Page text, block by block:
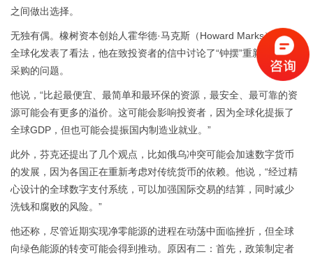
之间做出选择。
无独有偶。橡树资本创始人霍华德·马克斯（Howard Marks）也对
全球化发表了看法，他在致投资者的信中讨论了“钟摆”重新转向本地
采购的问题。
他说，“比起最便宜、最简单和最环保的资源，最安全、最可靠的资
源可能会有更多的溢价。这可能会影响投资者，因为全球化提振了
全球GDP，但也可能会提振国内制造业就业。”
此外，芬克还提出了几个观点，比如俄乌冲突可能会加速数字货币
的发展，因为各国正在重新考虑对传统货币的依赖。他说，“经过精
心设计的全球数字支付系统，可以加强国际交易的结算，同时减少
洗钱和腐败的风险。”
他还称，尽管近期实现净零能源的进程在动荡中面临挫折，但全球
向绿色能源的转变可能会得到推动。原因有二：首先，政策制定者